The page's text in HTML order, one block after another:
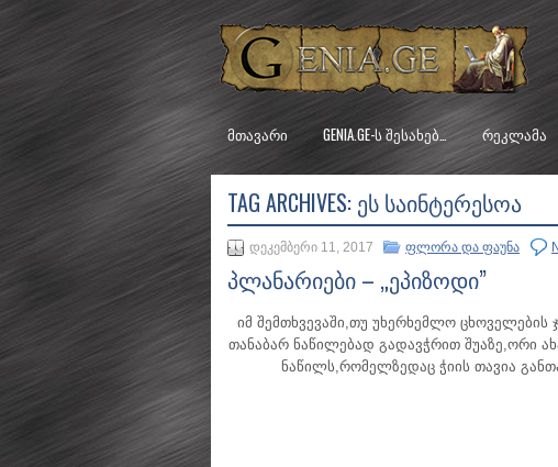
ᲛᲗᲐᲕᲐᲠᲘ GENIA.GE-Ს ᲨᲔᲡᲐᲮᲔᲑ… ᲠᲔᲙᲚᲐᲛᲐ
TAG ARCHIVES: ᲔᲡ ᲡᲐᲘᲜᲢᲔᲠᲔᲡᲝᲐ
დეკემბერი 11, 2017 ფლორა და ფაუნა
პლანარიები – „ეპიზოდი”
იმ შემთხვევაში,თუ უხერხემლო
თანაბარ ნაწილებად გადავჭრით შუაზე,ორი
ნაწილს,რომელზედაც ჭიის თავია